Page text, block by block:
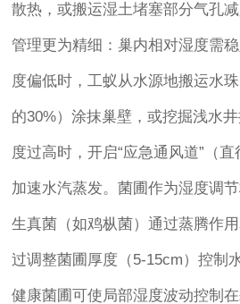
散热，或搬运湿土堵塞部分气孔
管理更为精细：巢内相对湿度需
度偏低时，工蚁从水源地搬运水
的30%）涂抹巢壁，或挖掘浅水
度过高时，开启“应急通风道”（直
加速水汽蒸发。菌圃作为湿度调
生真菌（如鸡枞菌）通过蒸腾作
过调整菌圃厚度（5-15cm）控制
健康菌圃可使局部湿度波动控制